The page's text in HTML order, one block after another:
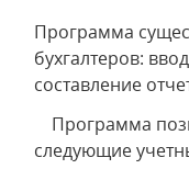
Программа
бухгалтеров:
составление
Программа
следующие